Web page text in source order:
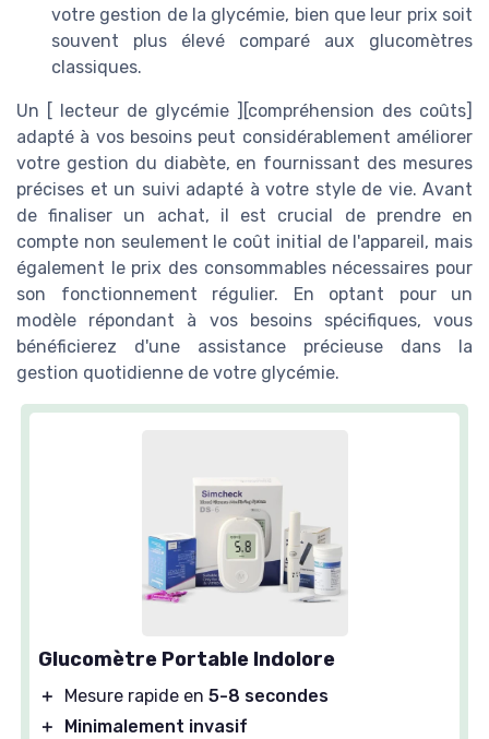
votre gestion de la glycémie, bien que leur prix soit
souvent plus élevé comparé aux glucomètres
classiques.
Un [ lecteur de glycémie ][compréhension des coûts]
adapté à vos besoins peut considérablement améliorer
votre gestion du diabète, en fournissant des mesures
précises et un suivi adapté à votre style de vie. Avant
de finaliser un achat, il est crucial de prendre en
compte non seulement le coût initial de l'appareil, mais
également le prix des consommables nécessaires pour
son fonctionnement régulier. En optant pour un
modèle répondant à vos besoins spécifiques, vous
bénéficierez d'une assistance précieuse dans la
gestion quotidienne de votre glycémie.
Glucomètre Portable Indolore
＋ Mesure rapide en 5-8 secondes
＋
Minimalement invasif